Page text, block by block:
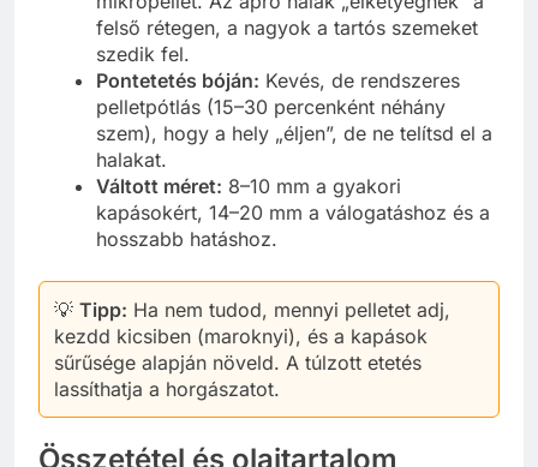
felső rétegen, a nagyok a tartós szemeket
szedik fel.
Pontetetés bóján: Kevés, de rendszeres
pelletpótlás (15–30 percenként néhány
szem), hogy a hely „éljen”, de ne telítsd el a
halakat.
Váltott méret: 8–10 mm a gyakori
kapásokért, 14–20 mm a válogatáshoz és a
hosszabb hatáshoz.
💡 Tipp: Ha nem tudod, mennyi pelletet adj,
kezdd kicsiben (maroknyi), és a kapások
sűrűsége alapján növeld. A túlzott etetés
lassíthatja a horgászatot.
Összetétel és olajtartalom